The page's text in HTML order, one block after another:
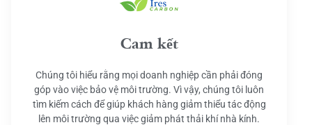
Cam kết
Chúng tôi hiểu rằng mọi doanh nghiệp cần phải đóng
góp vào việc bảo vệ môi trường. Vì vậy, chúng tôi luôn
tìm kiếm cách để giúp khách hàng giảm thiểu tác động
lên môi trường qua việc giảm phát thải khí nhà kính.